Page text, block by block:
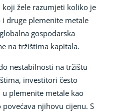
žele razumjeti koliko je
druge plemenite metale
gospodarska
na tržištima kapitala.
nestabilnosti na tržištu
investitori često
plemenite metale kao
njihovu cijenu. S